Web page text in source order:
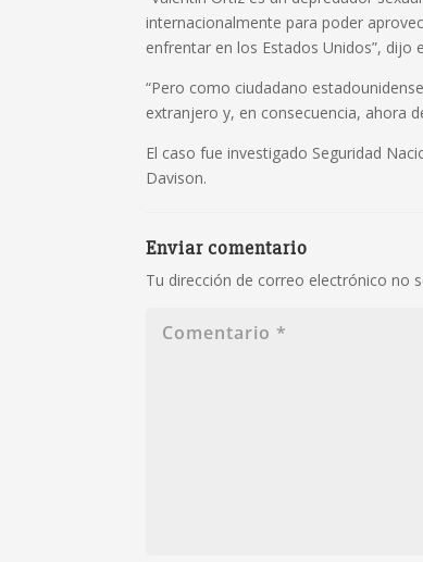
internacionalmente para poder
enfrentar en los Estados Unidos”, dijo
“Pero como ciudadano
extranjero y, en consecuencia, ahora
El caso fue investigado Seguridad
Davison.
Enviar comentario
Tu dirección de correo electrónico no